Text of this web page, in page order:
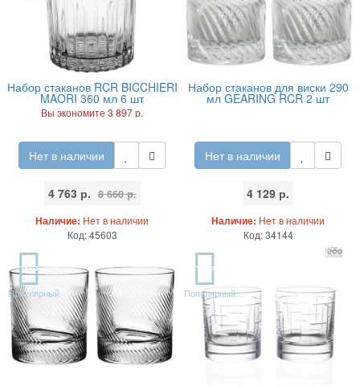
Набор стаканов RCR BICCHIERI
MAORI 360 мл 6 шт
Вы экономите 3 897 р.
Нет в наличии
4 763 р. 8 660 р.
Наличие: Нет в наличии
Код: 45603
Набор стаканов для виски 290
мл GEARING RCR 2 шт
Нет в наличии
4 129 р.
Наличие: Нет в наличии
Код: 34144
TOP
Популярный
TOP
Популярный